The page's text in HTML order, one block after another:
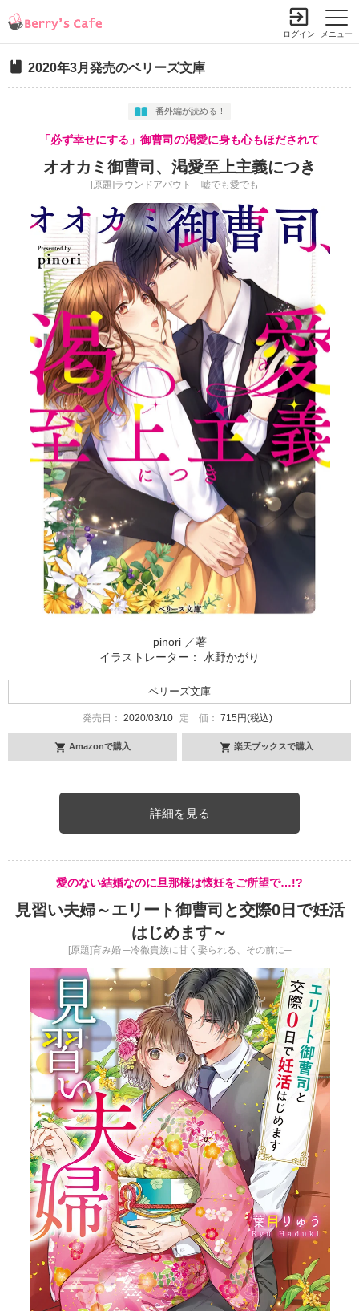
メニュー
ログイン
2020年3月発売のベリーズ文庫
番外編が読める！
「必ず幸せにする」御曹司の渇愛に身も心もほだされて
オオカミ御曹司、渇愛至上主義につき
[原題]ラウンドアバウト―嘘でも愛でも―
pinori／著
イラストレーター： 水野かがり
ベリーズ文庫
発売日： 2020/03/10 定 価： 715円(税込)
Amazonで購入 楽天ブックスで購入
詳細を見る
愛のない結婚なのに旦那様は懐妊をご所望で…!?
見習い夫婦～エリート御曹司と交際0日で妊活
はじめます～
[原題]育み婚 ─冷徹貴族に甘く娶られる、その前に─